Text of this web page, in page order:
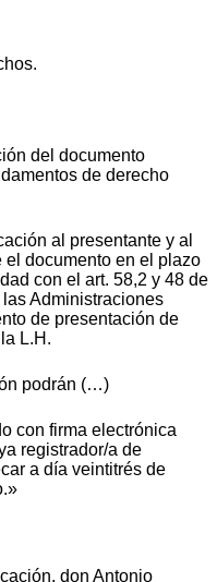
del documento
de derecho
al presentante y al
el documento en el plazo
con el art. 58,2 y 48 de
Administraciones
de presentación de
L.H.
podrán (…)
con firma electrónica
registrador/a de
a día veintitrés de
don Antonio